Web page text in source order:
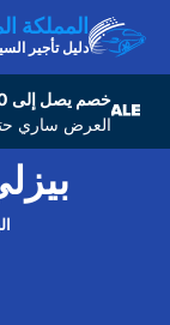
المملكة
دليل تأجير
خصم يصل إلى 20% على تأجير السيارات في جميع أنحاء العالم
العرض ساري حتى ١١ أغسطس ٢٠٢٦ - استفد